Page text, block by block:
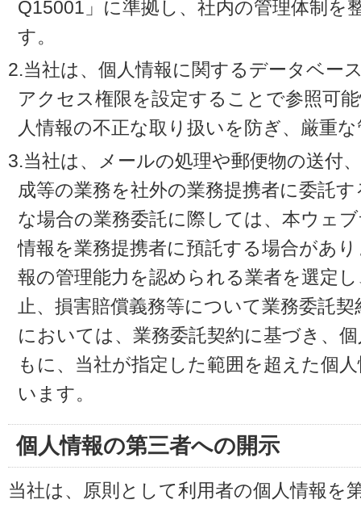
Q15001」に準拠し、社内の管理体制を
す。
2.当社は、個人情報に関するデータベー
アクセス権限を設定することで参照可
人情報の不正な取り扱いを防ぎ、厳重
3.当社は、メールの処理や郵便物の送付
成等の業務を社外の業務提携者に委託
な場合の業務委託に際しては、本ウェ
情報を業務提携者に預託する場合があ
報の管理能力を認められる業者を選定
止、損害賠償義務等について業務委託
においては、業務委託契約に基づき、
もに、当社が指定した範囲を超えた個
います。
個人情報の第三者への開示
当社は、原則として利用者の個人情報を